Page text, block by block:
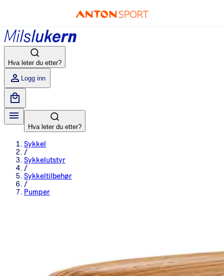
Hva leter du etter?
Logg inn
Hva leter du etter?
Sykkel
/
Sykkelutstyr
/
Sykkeltilbehør
/
Pumper